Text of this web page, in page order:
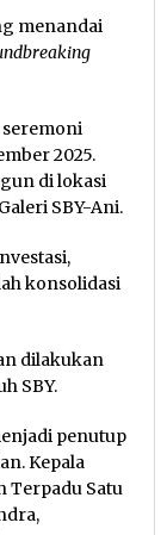
menandai
2025.
di lokasi
SBY-Ani.
konsolidasi
dilakukan
SBY.
penutup
Kepala
Terpadu Satu